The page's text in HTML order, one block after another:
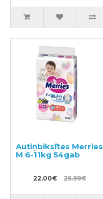
Autiņbiksītes Merries
M 6-11kg 54gab
22.00€ 25.99€